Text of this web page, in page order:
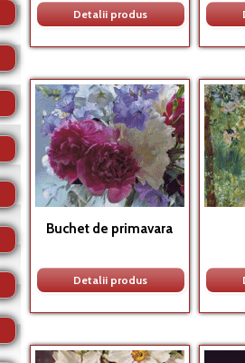
Detalii produs
Buchet de primavara
Detalii produs